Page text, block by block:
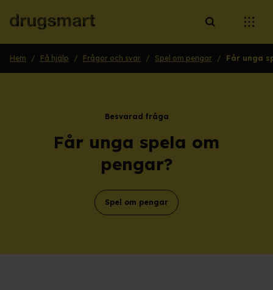
Öppna sökruta
Hem / Få hjälp / Frågor och svar / Spel om pengar / Får unga
Besvarad fråga
Får unga spela om
pengar?
Spel om pengar